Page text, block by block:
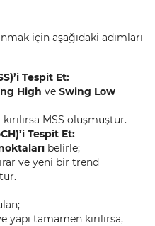
için aşağıdaki adımları
Tespit Et:
High ve Swing Low
MSS oluşmuştur.
Tespit Et:
belirle;
ve yeni bir trend
yapı tamamen kırılırsa,